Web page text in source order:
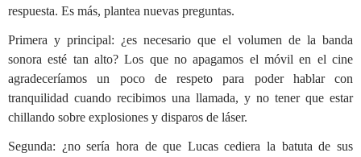
respuesta. Es más, plantea nuevas preguntas.
Primera y principal: ¿es necesario que el volumen de la banda
sonora esté tan alto? Los que no apagamos el móvil en el cine
agradeceríamos un poco de respeto para poder hablar con
tranquilidad cuando recibimos una llamada, y no tener que estar
chillando sobre explosiones y disparos de láser.
Segunda: ¿no sería hora de que Lucas cediera la batuta de sus